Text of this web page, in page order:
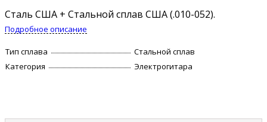
Сталь США + Стальной сплав США (.010-052).
Подробное описание
Тип сплава
Стальной сплав
Категория
Электрогитара